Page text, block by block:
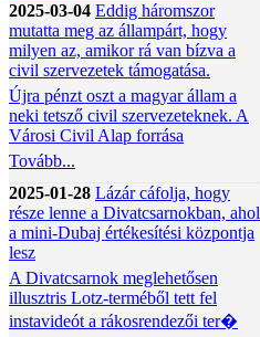
2025-03-04 Eddig háromszor
mutatta meg az állampárt, hogy
milyen az, amikor rá van bízva a
civil szervezetek támogatása.
Újra pénzt oszt a magyar állam a
neki tetsző civil szervezeteknek. A
Városi Civil Alap forrása
Tovább...
2025-01-28 Lázár cáfolja, hogy
része lenne a Divatcsarnokban, ahol
a mini-Dubaj értékesítési központja
lesz
A Divatcsarnok meglehetősen
illusztris Lotz-terméből tett fel
instavideót a rákosrendezői ter�